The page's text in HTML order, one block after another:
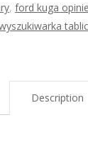
, ford kuga opinie
Description